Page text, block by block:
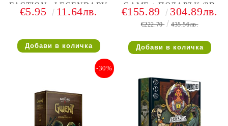
FACTION - LEGENDARY
BALLAD FOIL CARDS
€5.95 11.64лв.
GAME + ПОДАРЪК (3D
монета и кристали)
€155.89 304.89лв.
€222.70 435.56лв.
-30%